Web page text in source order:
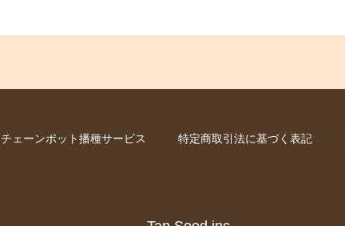
チェーンポット播種サービス 特定商取引法に基づく表記